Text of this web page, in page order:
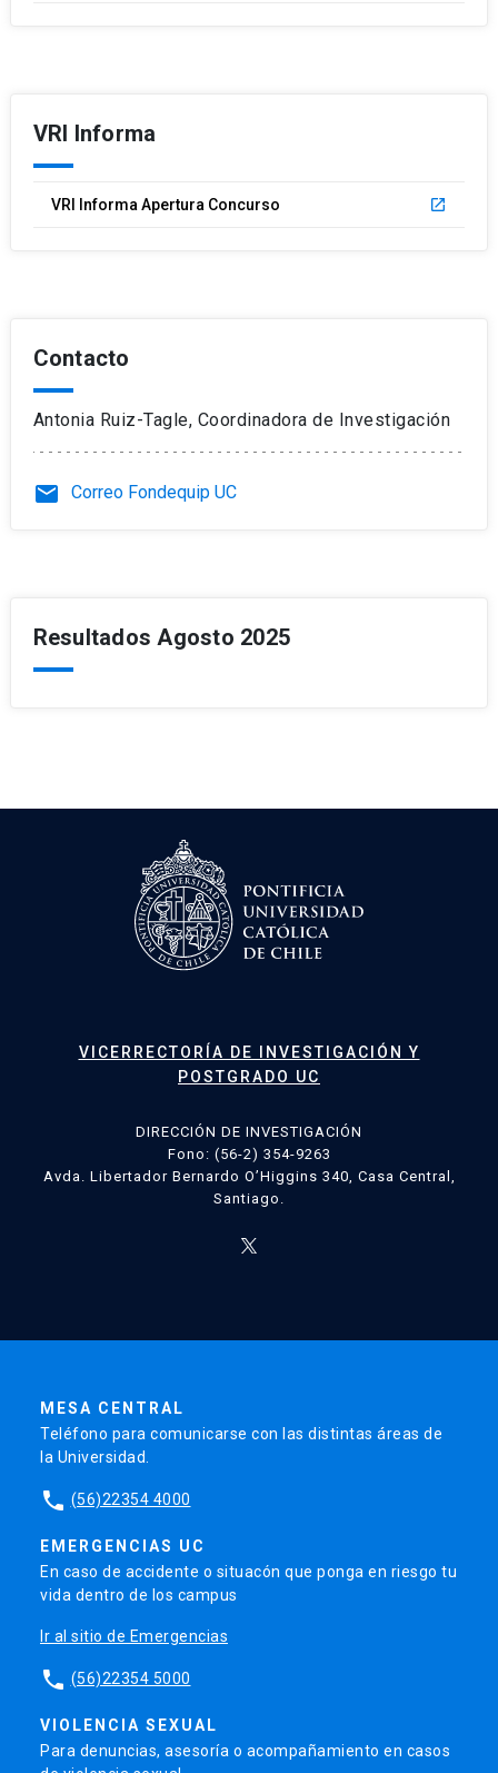
VRI Informa
VRI Informa Apertura Concurso launch
Contacto
Antonia Ruiz-Tagle, Coordinadora de Investigación
email Correo Fondequip UC
Resultados Agosto 2025
VICERRECTORÍA DE INVESTIGACIÓN Y
POSTGRADO UC
DIRECCIÓN DE INVESTIGACIÓN
Fono: (56-2) 354-9263
Avda. Libertador Bernardo O’Higgins 340, Casa Central,
Santiago.
MESA CENTRAL
Teléfono para comunicarse con las distintas áreas de
la Universidad.
phone (56)22354 4000
EMERGENCIAS UC
En caso de accidente o situacón que ponga en riesgo tu
vida dentro de los campus
Ir al sitio de Emergencias
phone (56)22354 5000
VIOLENCIA SEXUAL
Para denuncias, asesoría o acompañamiento en casos